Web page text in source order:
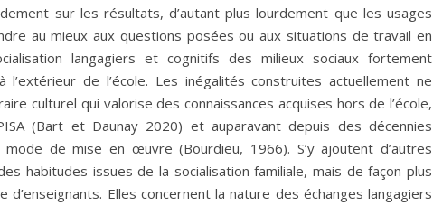
sur les résultats, d’autant plus lourdement que les usages
au mieux aux questions posées ou aux situations de travail en
langagiers et cognitifs des milieux sociaux fortement
de l’école. Les inégalités construites actuellement ne
culturel qui valorise des connaissances acquises hors de l’école,
(Bart et Daunay 2020) et auparavant depuis des décennies
de mise en œuvre (Bourdieu, 1966). S’y ajoutent d’autres
habitudes issues de la socialisation familiale, mais de façon plus
Elles concernent la nature des échanges langagiers